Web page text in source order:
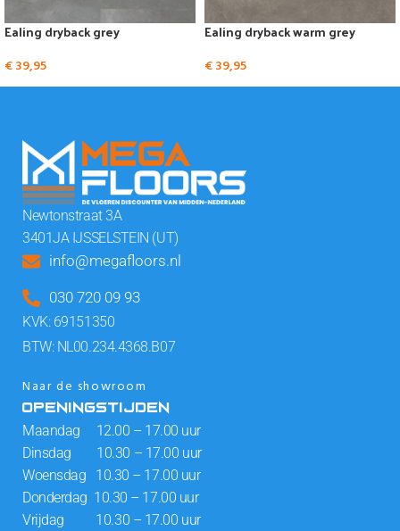
Ealing dryback grey
€39,95
Ealing dryback warm grey
€39,95
Newtonstraat 3A
3401JA IJSSELSTEIN (UT)
info@megafloors.nl
030 720 09 93
KVK: 69151350
BTW: NL00.234.4368.B07
Naar de showroom
OPENINGSTIJDEN
Maandag 12.00 – 17.00 uur
Dinsdag 10.30 – 17.00 uur
Woensdag 10.30 – 17.00 uur
Donderdag 10.30 – 17.00 uur
Vrijdag 10.30 – 17.00 uur